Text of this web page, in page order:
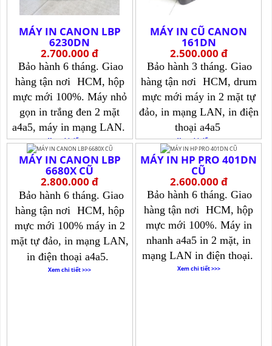
MÁY IN CANON LBP
6230DN
2.700.000 đ
Bảo hành 6 tháng. Giao
hàng tận nơi HCM, hộp
mực mới 100%. Máy nhỏ
gọn in trắng đen 2 mặt
a4a5, máy in mạng LAN.
Xem chi tiết >>>
MÁY IN CŨ CANON
161DN
2.500.000 đ
Bảo hành 3 tháng. Giao
hàng tận nơi HCM, drum
mực mới máy in 2 mặt tự
đảo, in mạng LAN, in điện
thoại a4a5
Xem chi tiết >>>
MÁY IN CANON LBP
6680X CŨ
2.800.000 đ
Bảo hành 6 tháng. Giao
hàng tận nơi HCM, hộp
mực mới 100% máy in 2
mặt tự đảo, in mạng LAN,
in điện thoại a4a5.
Xem chi tiết >>>
MÁY IN HP PRO 401DN
CŨ
2.600.000 đ
Bảo hành 6 tháng. Giao
hàng tận nơi
HCM, hộp
mực mới 100%. Máy in
nhanh a4a5 in 2 mặt, in
mạng LAN in điện thoại.
Xem chi tiết >>>